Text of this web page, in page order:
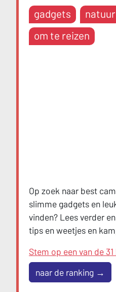
gadgets natuur
om te reizen
Op zoek naar best
slimme gadgets en
vinden? Lees verder
tips en weetjes en
Stem op een van de
naar de ranking →